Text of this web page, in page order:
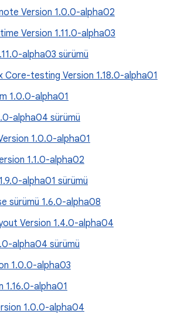
Version 1.0.0-alpha02
Version 1.11.0-alpha03
alpha03 sürümü
Core-testing Version 1.18.0-alpha01
1.0.0-alpha01
alpha04 sürümü
1.0.0-alpha01
1.1.0-alpha02
alpha01 sürümü
sürümü 1.6.0-alpha08
Version 1.4.0-alpha04
alpha04 sürümü
1.0.0-alpha03
1.16.0-alpha01
1.0.0-alpha04